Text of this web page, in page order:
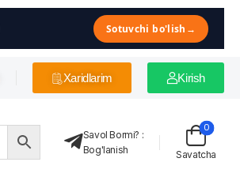
Sotuvchi bo'lish →
Xaridlarim Kirish
Savol Bormi? :
Bog'lanish
Savatcha
0